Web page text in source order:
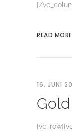
[/
READ MORE
16. JUNI